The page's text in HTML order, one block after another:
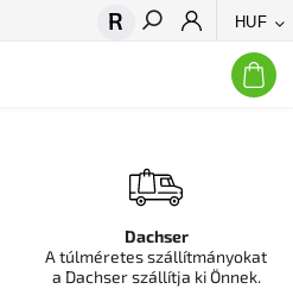
HUF
Keresés
Dachser
A túlméretes szállítmányokat
a Dachser szállítja ki Önnek.